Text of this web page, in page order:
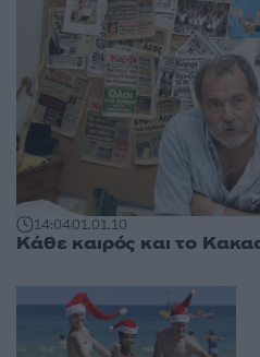
14:0401.01.10
Κάθε καιρός και το